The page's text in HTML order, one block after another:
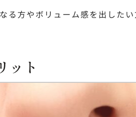
方やボリューム感を出した
ット